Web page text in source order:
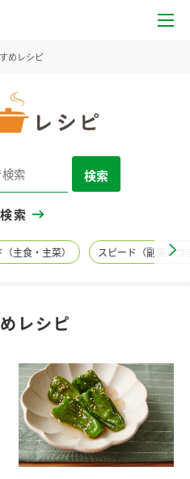
調味酢
めレシピ
検索
索
主食・主菜） スピード（副菜・つ
レシピ